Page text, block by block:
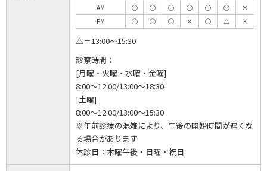
AM
◯ ◯ ◯ ◯ ◯ ◯
×
PM
◯ ◯ ◯ × ◯ △ ×
△＝13:00～15:30
診察時間：
[月曜・火曜・水曜・金曜]
8:00～12:00/13:00～18:30
[土曜]
8:00～12:00/13:00～15:30
※午前診療の混雑により、午後の開始時間が遅くな
る場合があります
休診日： 木曜午後・日曜・祝日